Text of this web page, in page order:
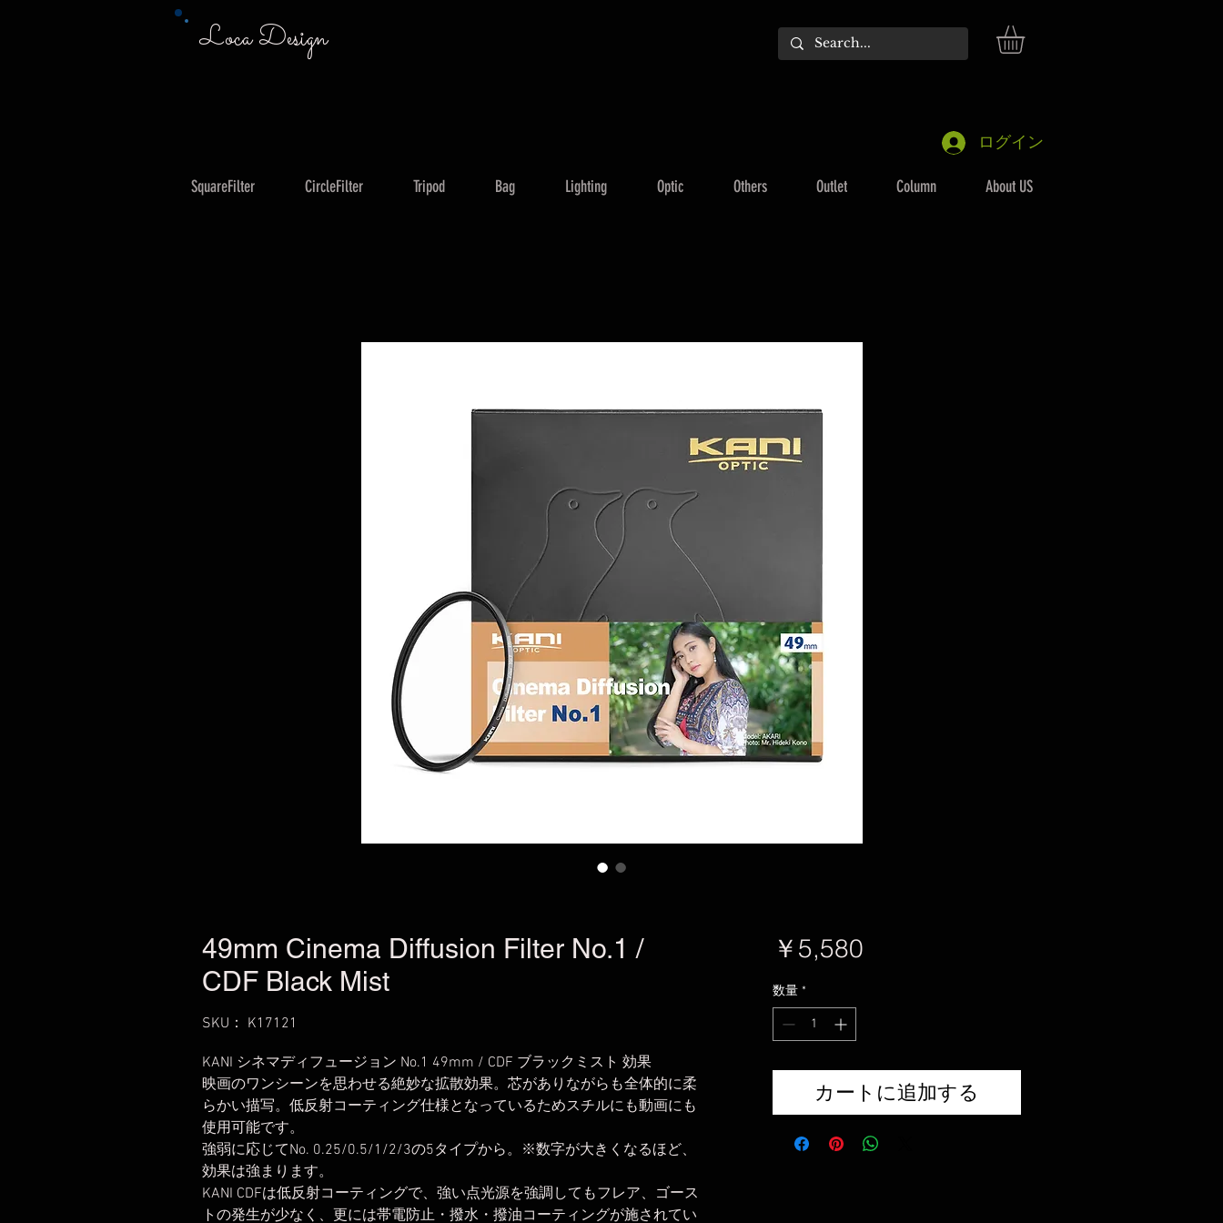
Loca Design
ログイン
SquareFilter CircleFilter Tripod Bag Lighting Optic Others Outlet Column About US
49mm Cinema Diffusion Filter No.1 /
CDF Black Mist
SKU： K17121
KANI シネマディフュージョン No.1 49mm / CDF ブラックミスト 効果
映画のワンシーンを思わせる絶妙な拡散効果。芯がありながらも全体的に柔
らかい描写。低反射コーティング仕様となっているためスチルにも動画にも
使用可能です。
強弱に応じてNo. 0.25/0.5/1/2/3の5タイプから。※数字が大きくなるほど、
効果は強まります。
KANI CDFは低反射コーティングで、強い点光源を強調してもフレア、ゴース
トの発生が少なく、更には帯電防止・撥水・撥油コーティングが施されてい
￥5,580価
数量 *
カートに追加する